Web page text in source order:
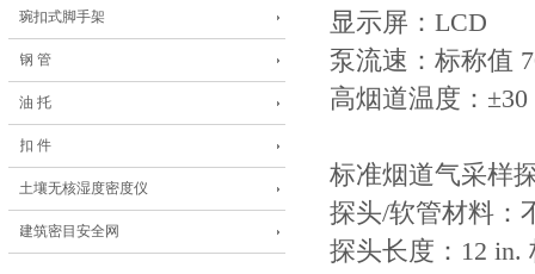
琬扣式脚手架
钢 管
油 托
扣 件
土壤无核湿度密度仪
建筑密目安全网
显示屏：LCD
泵流速：标称值
高烟道温度：
标准烟道气采样
探头/软管材料：
探头长度：12 in.